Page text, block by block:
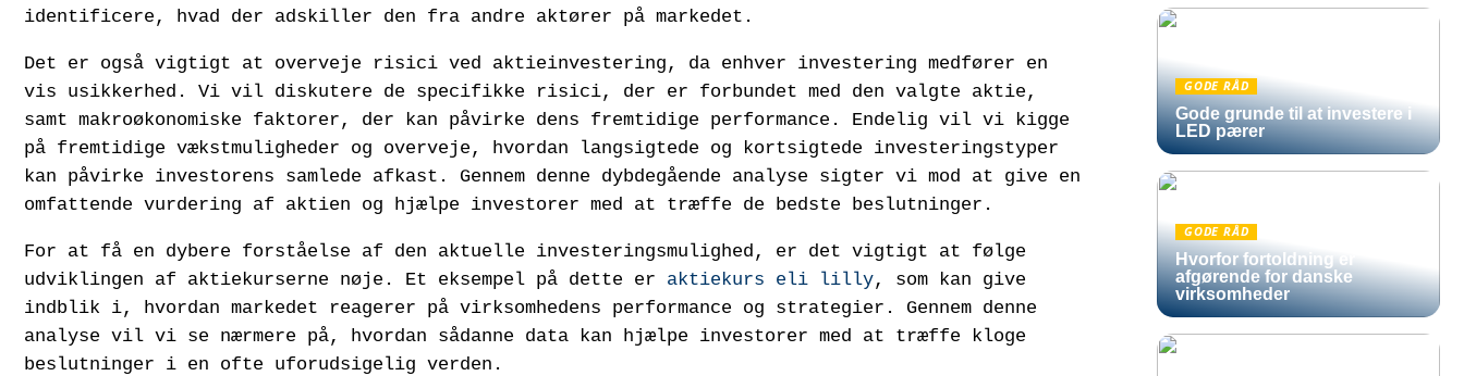
identificere, hvad der adskiller den fra andre aktører på markedet.
Det er også vigtigt at overveje risici ved aktieinvestering, da enhver investering medfører en
vis usikkerhed. Vi vil diskutere de specifikke risici, der er forbundet med den valgte aktie,
samt makroøkonomiske faktorer, der kan påvirke dens fremtidige performance. Endelig vil vi kigge
på fremtidige vækstmuligheder og overveje, hvordan langsigtede og kortsigtede investeringstyper
kan påvirke investorens samlede afkast. Gennem denne dybdegående analyse sigter vi mod at give en
omfattende vurdering af aktien og hjælpe investorer med at træffe de bedste beslutninger.
For at få en dybere forståelse af den aktuelle investeringsmulighed, er det vigtigt at følge
udviklingen af aktiekurserne nøje. Et eksempel på dette er aktiekurs eli lilly, som kan give
indblik i, hvordan markedet reagerer på virksomhedens performance og strategier. Gennem denne
analyse vil vi se nærmere på, hvordan sådanne data kan hjælpe investorer med at træffe kloge
beslutninger i en ofte uforudsigelig verden.
GODE RÅD
Gode grunde til at investere i
LED pærer
GODE RÅD
Hvorfor fortoldning er
afgørende for danske
virksomheder